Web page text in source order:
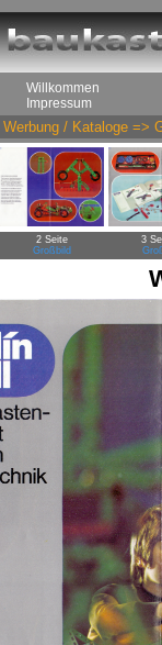
Willkommen
Impressum
Werbung / Kataloge =>
2 Seite
Großbild
3